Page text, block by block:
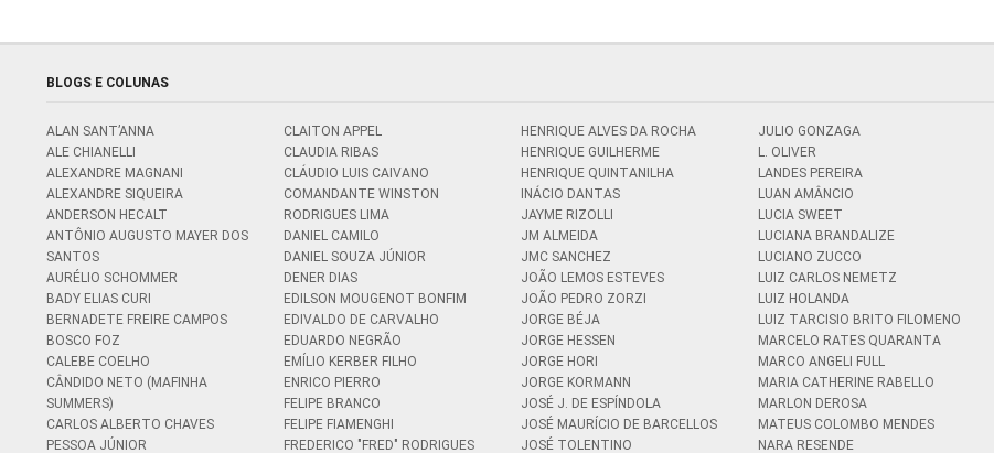
BLOGS E COLUNAS
ALAN SANT’ANNA
ALE CHIANELLI
ALEXANDRE MAGNANI
ALEXANDRE SIQUEIRA
ANDERSON HECALT
ANTÔNIO AUGUSTO MAYER DOS
SANTOS
AURÉLIO SCHOMMER
BADY ELIAS CURI
BERNADETE FREIRE CAMPOS
BOSCO FOZ
CALEBE COELHO
CÂNDIDO NETO (MAFINHA
SUMMERS)
CARLOS ALBERTO CHAVES
PESSOA JÚNIOR
CLAITON APPEL
CLAUDIA RIBAS
CLÁUDIO LUIS CAIVANO
COMANDANTE WINSTON
RODRIGUES LIMA
DANIEL CAMILO
DANIEL SOUZA JÚNIOR
DENER DIAS
EDILSON MOUGENOT BONFIM
EDIVALDO DE CARVALHO
EDUARDO NEGRÃO
EMÍLIO KERBER FILHO
ENRICO PIERRO
FELIPE BRANCO
FELIPE FIAMENGHI
FREDERICO "FRED" RODRIGUES
HENRIQUE ALVES DA ROCHA
HENRIQUE GUILHERME
HENRIQUE QUINTANILHA
INÁCIO DANTAS
JAYME RIZOLLI
JM ALMEIDA
JMC SANCHEZ
JOÃO LEMOS ESTEVES
JOÃO PEDRO ZORZI
JORGE BÉJA
JORGE HESSEN
JORGE HORI
JORGE KORMANN
JOSÉ J. DE ESPÍNDOLA
JOSÉ MAURÍCIO DE BARCELLOS
JOSÉ TOLENTINO
JULIO GONZAGA
L. OLIVER
LANDES PEREIRA
LUAN AMÂNCIO
LUCIA SWEET
LUCIANA BRANDALIZE
LUCIANO ZUCCO
LUIZ CARLOS NEMETZ
LUIZ HOLANDA
LUIZ TARCISIO BRITO FILOMENO
MARCELO RATES QUARANTA
MARCO ANGELI FULL
MARIA CATHERINE RABELLO
MARLON DEROSA
MATEUS COLOMBO MENDES
NARA RESENDE